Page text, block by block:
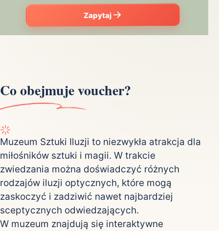
Zapytaj
Co obejmuje voucher?
Muzeum Sztuki Iluzji to niezwykła atrakcja dla
miłośników sztuki i magii. W trakcie
zwiedzania można doświadczyć różnych
rodzajów iluzji optycznych, które mogą
zaskoczyć i zadziwić nawet najbardziej
sceptycznych odwiedzających.
W muzeum znajdują się interaktywne